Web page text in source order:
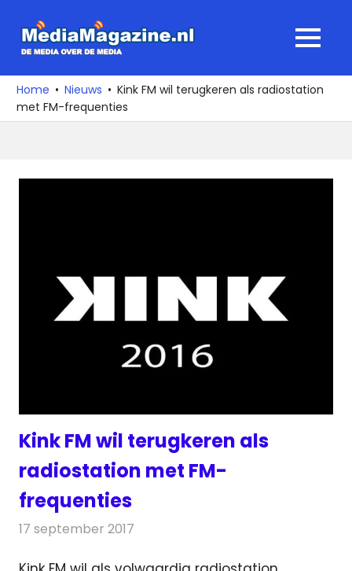
naar
media
over
de
MENU
Home Nieuws
Kink FM wil terugkeren als radiostation
met FM-frequenties
Kink FM wil terugkeren als
radiostation met FM-
frequenties
17 september 2017